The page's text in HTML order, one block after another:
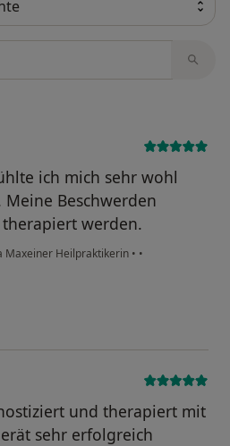
ich mich sehr wohl
Beschwerden
werden.
Maxeiner Heilpraktikerin • •
und therapiert mit
sehr erfolgreich